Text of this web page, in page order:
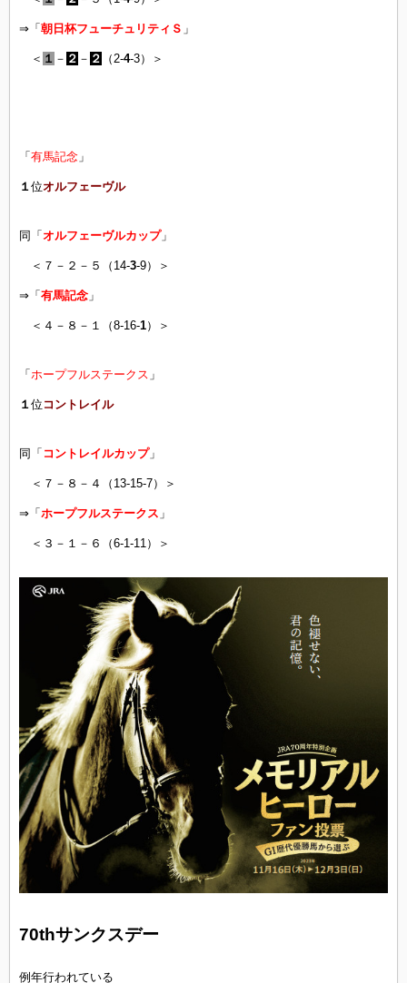
⇒「 朝日杯フューチュリティＳ 」
＜ １ － ２ － ２ （2-4-3）＞
「 有馬記念 」
１ 位オルフェーヴル
同「 オルフェーヴルカップ」
＜７－２－５（14-3-9）＞
⇒「 有馬記念 」
＜４－８－１（8-16-1）＞
「 ホープフルステークス 」
１ 位 コントレイル
同「 コントレイルカップ」
＜７－８－４（13-15-7）＞
⇒「 ホープフルステークス 」
＜３－１－６（6-1-11）＞
70thサンクスデー
例年行われている